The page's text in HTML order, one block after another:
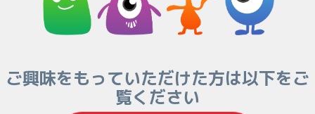
ご興味をもっていただけた方は以下をご
覧ください